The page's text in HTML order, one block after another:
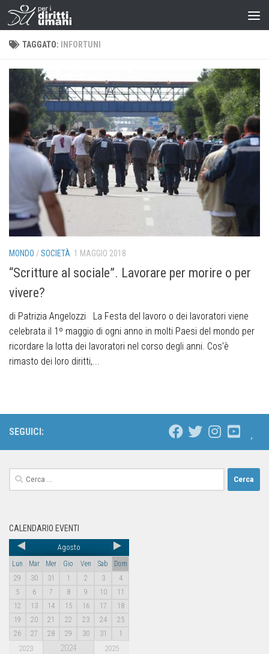
TAGGATO: INFORTUNI
MONDO /SOCIETÀ 1 MAGGIO 2018
“Scritture al sociale”. Lavorare per morire o per
vivere?
di Patrizia Angelozzi La Festa del lavoro o dei lavoratori viene
celebrata il 1º maggio di ogni anno in molti Paesi del mondo per
ricordare la lotta dei lavoratori nel corso degli anni. Cos’è
rimasto dei loro diritti,...
SEGUICI:
CALENDARIO EVENTI
Agosto
Lun Mar Mer Gio Ven Sab
Dom
29
30 31 1 2 3
4
5
6 7 8 9 10
11
12
13 14 15 16 17
18
19
20 21 22 23 24
25
26
27 28 29 30 31 1
2023 2024 2025